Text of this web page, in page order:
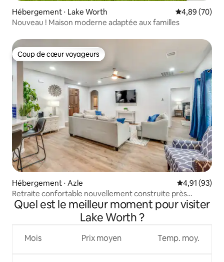
Hébergement ⋅ Lake Worth Évaluation
4,89 (70)
Nouveau ! Maison moderne adaptée aux familles
Coup de cœur voyageurs
Coup de cœur voyageurs
Hébergement ⋅ Azle Évaluation
4,91 (93)
Retraite confortable nouvellement construite près
d'Eagle Mountain Lake
Quel est le meilleur moment pour visiter
Lake Worth ?
Mois Prix moyen Temp. moy.